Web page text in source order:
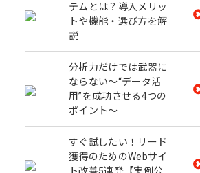
テムとは？導入メリッ
トや機能・選び方を解
説
分析力だけでは武器に
ならない～“データ活
用”を成功させる4つの
ポイント～
すぐ試したい！リード
獲得のためのWebサイ